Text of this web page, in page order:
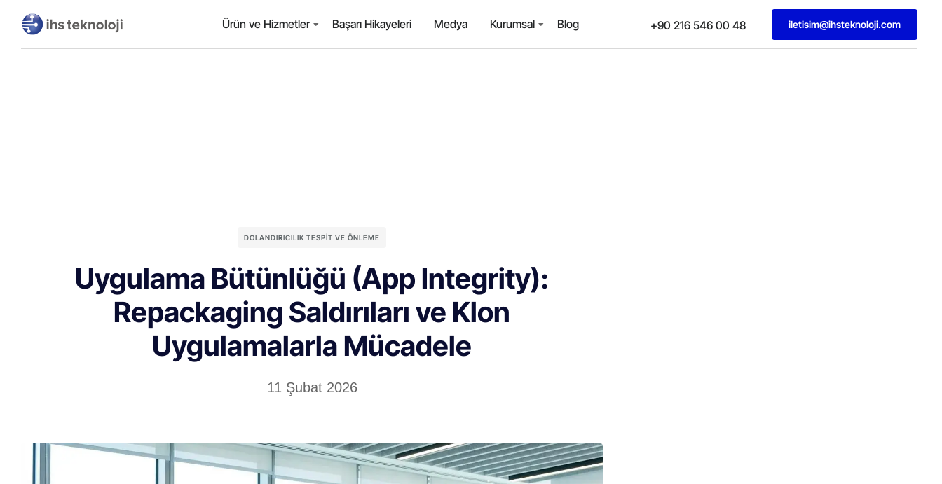
Ürün ve Hizmetler Başarı Hikayeleri Medya Kurumsal Blog +90 216 546 00 48 iletisim@ihsteknoloji.com
DOLANDIRICILIK TESPIT VE ÖNLEME
Uygulama Bütünlüğü (App Integrity):
Repackaging Saldırıları ve Klon
Uygulamalarla Mücadele
11 Şubat 2026